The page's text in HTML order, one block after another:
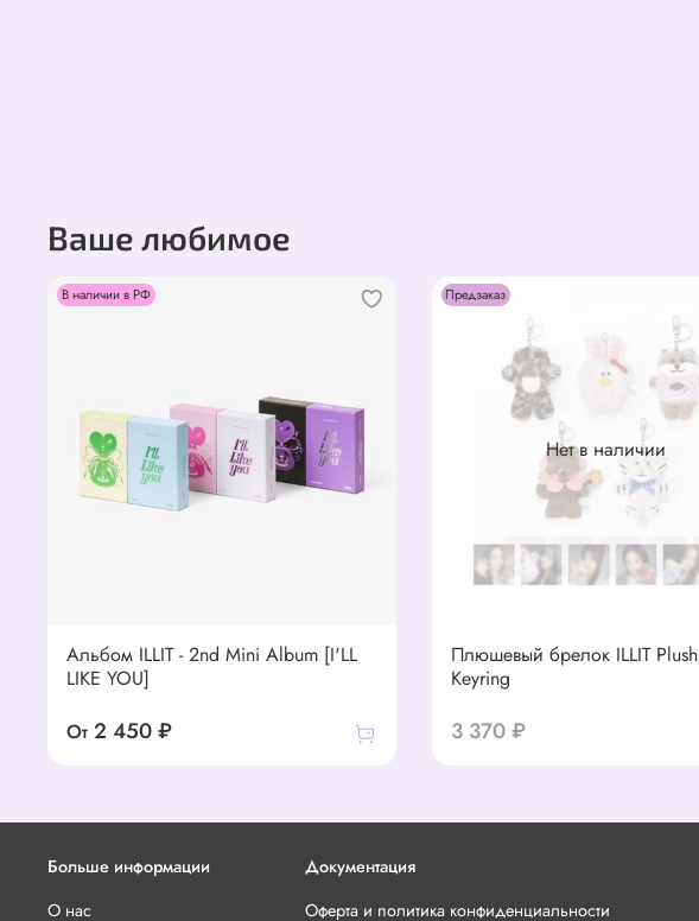
Ваше любимое
В наличии в РФ
Альбом ILLIT - 2nd Mini Album [I'LL
LIKE YOU]
От 2 450 ₽
Нет в наличии
Предзаказ
Плюшевый брелок ILLIT Plush
Keyring
3 370 ₽
Больше информации
О нас
Документация
Оферта и политика конфиденциальности